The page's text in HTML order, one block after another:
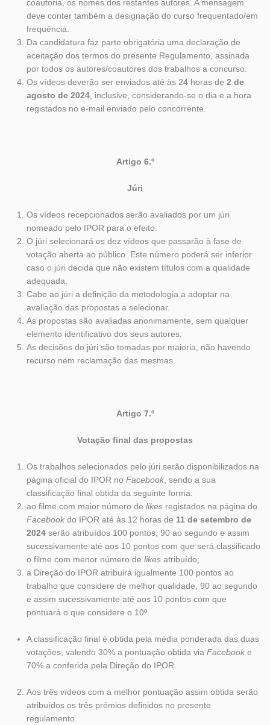
coautoria, os nomes dos restantes autores. A mensagem
deve conter também a designação do curso frequentado/em
frequência.
Da candidatura faz parte obrigatória uma declaração de
aceitação dos termos do presente Regulamento, assinada
por todos os autores/coautores dos trabalhos a concurso.
Os vídeos deverão ser enviados até às 24 horas de 2 de
agosto de 2024, inclusive, considerando-se o dia e a hora
registados no e-mail enviado pelo concorrente.
Artigo 6.º
Júri
Os vídeos recepcionados serão avaliados por um júri
nomeado pelo IPOR para o efeito.
O júri selecionará os dez vídeos que passarão à fase de
votação aberta ao público. Este número poderá ser inferior
caso o júri decida que não existem títulos com a qualidade
adequada.
Cabe ao júri a definição da metodologia a adoptar na
avaliação das propostas a selecionar.
As propostas são avaliadas anonimamente, sem qualquer
elemento identificativo dos seus autores.
As decisões do júri são tomadas por maioria, não havendo
recurso nem reclamação das mesmas.
Artigo 7.º
Votação final das propostas
Os trabalhos selecionados pelo júri serão disponibilizados na
página oficial do IPOR no Facebook, sendo a sua
classificação final obtida da seguinte forma:
ao filme com maior número de likesregistados na página do
Facebookdo IPOR até às 12 horas de 11 de setembro de
2024serão atribuídos 100 pontos, 90 ao segundo e assim
sucessivamente até aos 10 pontos com que será classificado
o filme com menor número de likesatribuído;
a Direção do IPOR atribuirá igualmente 100 pontos ao
trabalho que considere de melhor qualidade, 90 ao segundo
e assim sucessivamente até aos 10 pontos com que
pontuará o que considere o 10º.
A classificação final é obtida pela média ponderada das duas
votações, valendo 30% a pontuação obtida via Facebooke
70% a conferida pela Direção do IPOR.
Aos três vídeos com a melhor pontuação assim obtida serão
atribuídos os três prémios definidos no presente
regulamento.